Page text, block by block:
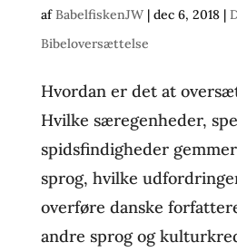
afBabelfiskenJW| dec 6, 2018|
Bibeloversættelse
Hvordan er det at
Hvilke særegenheder,
spidsfindigheder
sprog, hvilke
overføre danske
andre sprog og